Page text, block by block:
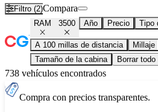
Filtro (2)Compara
RAM 3500 Año Precio Tipo
A 100 millas de distancia Millaje
Tamaño de la cabina
Borrar todo
738 vehículos encontrados
Compra con precios transparentes.